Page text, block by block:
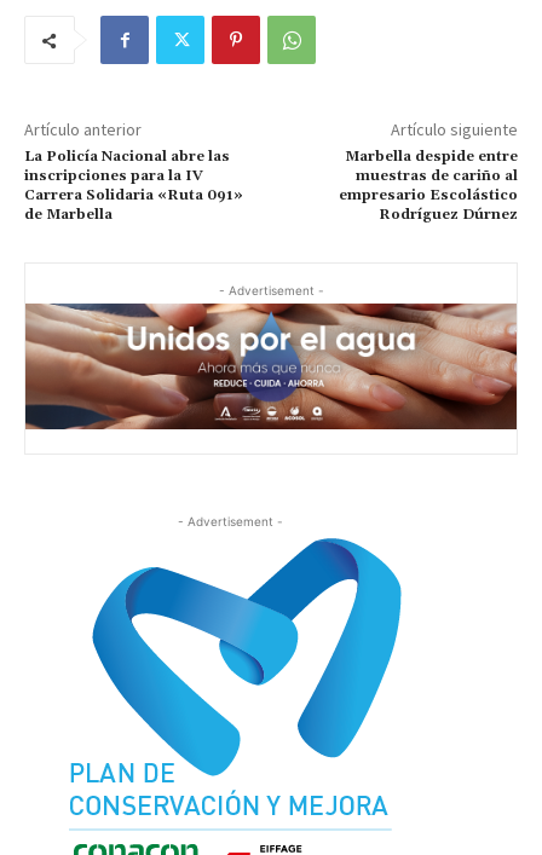
Artículo anterior
La Policía Nacional abre las
inscripciones para la IV
Carrera Solidaria «Ruta 091»
de Marbella
Artículo siguiente
Marbella despide entre
muestras de cariño al
empresario Escolástico
Rodríguez Dúrnez
- Advertisement -
- Advertisement -